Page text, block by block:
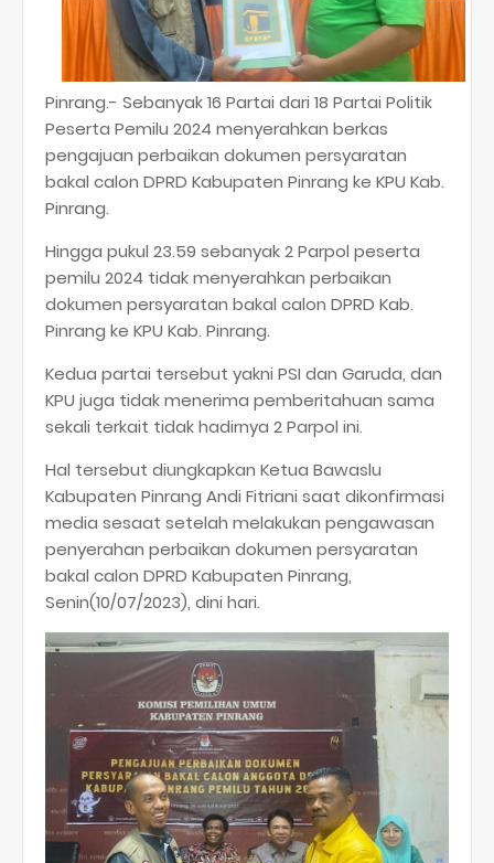
Pinrang.- Sebanyak 16 Partai dari 18 Partai Politik
Peserta Pemilu 2024 menyerahkan berkas
pengajuan perbaikan dokumen persyaratan
bakal calon DPRD Kabupaten Pinrang ke KPU Kab.
Pinrang.
Hingga pukul 23.59 sebanyak 2 Parpol peserta
pemilu 2024 tidak menyerahkan perbaikan
dokumen persyaratan bakal calon DPRD Kab.
Pinrang ke KPU Kab. Pinrang.
Kedua partai tersebut yakni PSI dan Garuda, dan
KPU juga tidak menerima pemberitahuan sama
sekali terkait tidak hadirnya 2 Parpol ini.
Hal tersebut diungkapkan Ketua Bawaslu
Kabupaten Pinrang Andi Fitriani saat dikonfirmasi
media sesaat setelah melakukan pengawasan
penyerahan perbaikan dokumen persyaratan
bakal calon DPRD Kabupaten Pinrang,
Senin(10/07/2023), dini hari.